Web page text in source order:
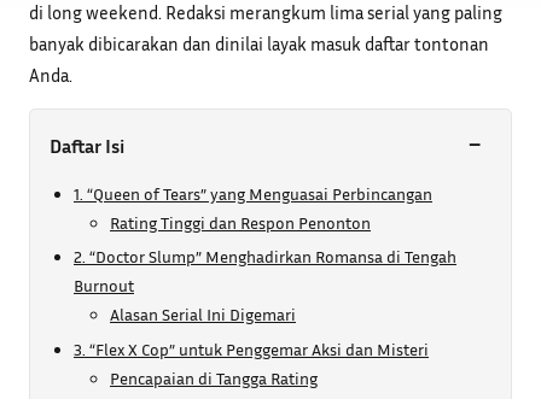
di long weekend. Redaksi merangkum lima serial yang paling
banyak dibicarakan dan dinilai layak masuk daftar tontonan
Anda.
Daftar Isi −
1. “Queen of Tears” yang Menguasai Perbincangan
Rating Tinggi dan Respon Penonton
2. “Doctor Slump” Menghadirkan Romansa di Tengah
Burnout
Alasan Serial Ini Digemari
3. “Flex X Cop” untuk Penggemar Aksi dan Misteri
Pencapaian di Tangga Rating